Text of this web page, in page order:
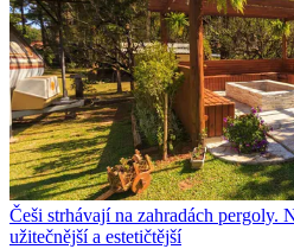
Češi strhávají na zahradách pergoly.
užitečnější a estetičtější